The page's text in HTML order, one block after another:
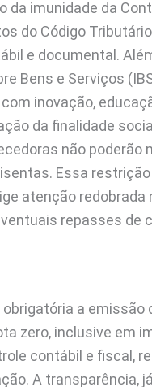
da imunidade da
do Código
e documental.
Bens e Serviços
inovação,
da finalidade
não
Essa
atenção
repasses de
obrigatória a
zero, inclusive em
contábil e fiscal,
A transparência,